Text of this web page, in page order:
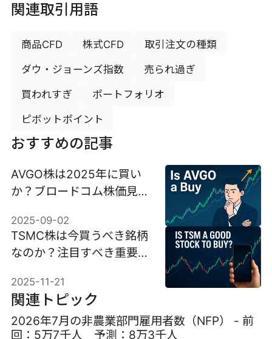
関連取引用語
商品CFD 株式CFD 取引注文の種類
ダウ・ジョーンズ指数 売られ過ぎ
買われすぎ ポートフォリオ
ピボットポイント
おすすめの記事
AVGO株は2025年に買い
か？ブロードコム株価見通
2025-09-02
TSMC株は今買うべき銘柄
なのか？注目すべき重要な
2025-11-21
関連トピック
2026年7月の非農業部門雇用者数（NFP） - 前
回：5万7千人 予測：8万3千人